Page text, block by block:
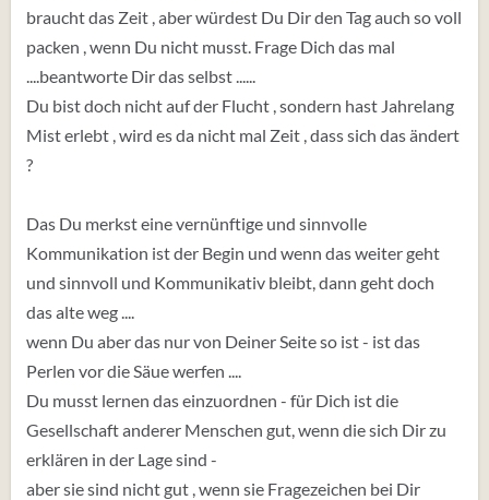
braucht das Zeit , aber würdest Du Dir den Tag auch so voll
packen , wenn Du nicht musst. Frage Dich das mal
....beantworte Dir das selbst ......
Du bist doch nicht auf der Flucht , sondern hast Jahrelang
Mist erlebt , wird es da nicht mal Zeit , dass sich das ändert
?
Das Du merkst eine vernünftige und sinnvolle
Kommunikation ist der Begin und wenn das weiter geht
und sinnvoll und Kommunikativ bleibt, dann geht doch
das alte weg ....
wenn Du aber das nur von Deiner Seite so ist - ist das
Perlen vor die Säue werfen ....
Du musst lernen das einzuordnen - für Dich ist die
Gesellschaft anderer Menschen gut, wenn die sich Dir zu
erklären in der Lage sind -
aber sie sind nicht gut , wenn sie Fragezeichen bei Dir